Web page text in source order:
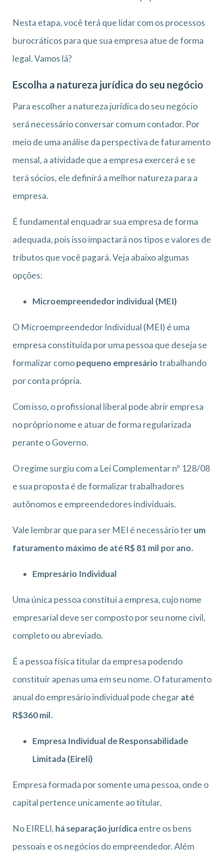
Nesta etapa, você terá que lidar com os processos
burocráticos para que sua empresa atue de forma
legal. Vamos lá?
Escolha a natureza jurídica do seu negócio
Para escolher a natureza jurídica do seu negócio
será necessário conversar com um contador. Por
meio de uma análise da perspectiva de faturamento
mensal, a atividade que a empresa exercerá e se
terá sócios, ele definirá a melhor natureza para a
empresa.
É fundamental enquadrar sua empresa de forma
adequada, pois isso impactará nos tipos e valores de
tributos que você pagará. Veja abaixo algumas
opções:
Microempreendedor individual (MEI)
O Microempreendedor Individual (MEI) é uma
empresa constituída por uma pessoa que deseja se
formalizar comopequeno empresáriotrabalhando
por conta própria.
Com isso, o profissional liberal pode abrir empresa
no próprio nome e atuar de forma regularizada
perante o Governo.
O regime surgiu com a Lei Complementar nº 128/08
e sua proposta é de formalizar trabalhadores
autônomos e empreendedores individuais.
Vale lembrar que para ser MEI é necessário terum
faturamento máximo de até R$ 81 mil por ano.
Empresário Individual
Uma única pessoa constitui a empresa, cujo nome
empresarial deve ser composto por seu nome civil,
completo ou abreviado.
É a pessoa física titular da empresa podendo
constituir apenas uma em seu nome. O faturamento
anual do empresário individual pode chegaraté
R$360 mil.
Empresa Individual de Responsabilidade
Limitada (Eireli)
Empresa formada por somente uma pessoa, onde o
capital pertence unicamente ao titular.
No EIRELI, há separação jurídicaentre os bens
pessoais e os negócios do empreendedor. Além